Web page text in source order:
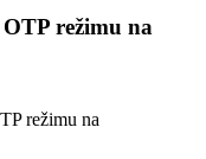
režimu na
režimu na